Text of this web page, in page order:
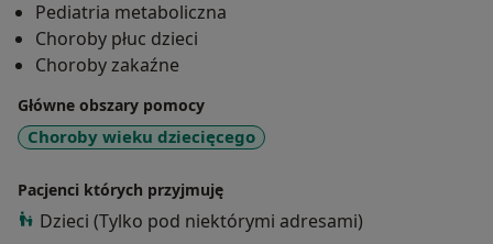
Od 2008r. nieprzerwanie pracuję w Poradni Lekarza
Rodzinnego, dzięki czemu zdobyłam duże
doświadczenie w pracy z małymi pacjentami.
Dzięki zaufaniu, którym darzą mnie rodzice moich
małych Pacjentów, kilkukrotnie byłam nominowana
przez nich do plebiscytu Hipokrates Wielkopolski.
Pediatria metaboliczna
Choroby płuc dzieci
Choroby zakaźne
Główne obszary pomocy
Choroby wieku dziecięcego
Pacjenci których przyjmuję
Dzieci (Tylko pod niektórymi adresami)